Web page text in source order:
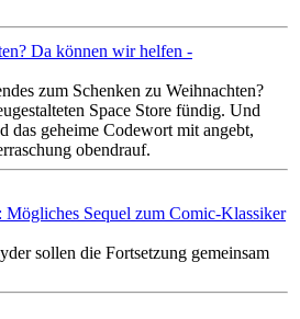
Da können wir helfen -
zum Schenken zu Weihnachten?
Space Store fündig. Und
das geheime Codewort mit angebt,
obendrauf.
Sequel zum Comic-Klassiker
sollen die Fortsetzung gemeinsam